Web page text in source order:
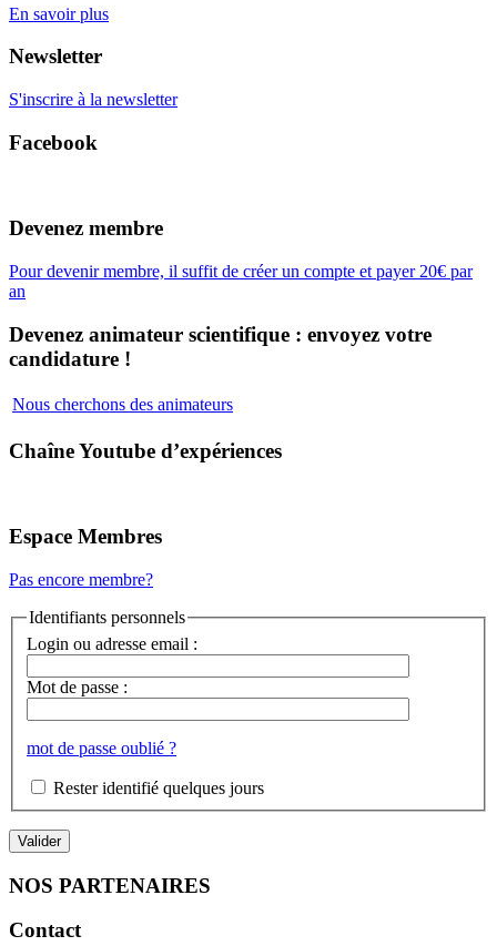
En savoir plus
Newsletter
S'inscrire à la newsletter
Facebook
Devenez membre
Pour devenir membre, il suffit de créer un compte et payer 20€ par
an
Devenez animateur scientifique : envoyez votre
candidature !
Nous cherchons des animateurs
Chaîne Youtube d’expériences
Espace Membres
Pas encore membre?
Identifiants personnels
Login ou adresse email :
Mot de passe :
mot de passe oublié ?
Rester identifié quelques jours
NOS PARTENAIRES
Contact